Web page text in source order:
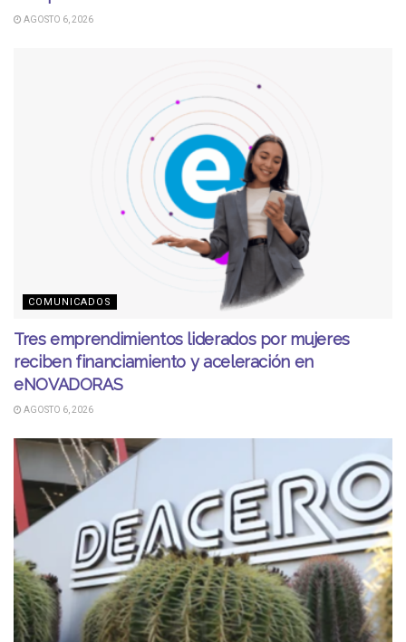
AGOSTO 6, 2026
COMUNICADOS
Tres emprendimientos liderados por mujeres
reciben financiamiento y aceleración en
eNOVADORAS
AGOSTO 6, 2026